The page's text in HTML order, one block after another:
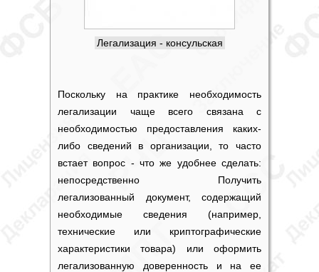
Легализация - консульская
Поскольку на практике необходимость
легализации чаще всего связана с
необходимостью предоставления каких-
либо сведений в организации, то часто
встает вопрос - что же удобнее сделать:
непосредственно Получить
легализованный документ, содержащий
необходимые сведения (например,
технические или криптографические
характеристики товара) или оформить
легализованную доверенность и на ее